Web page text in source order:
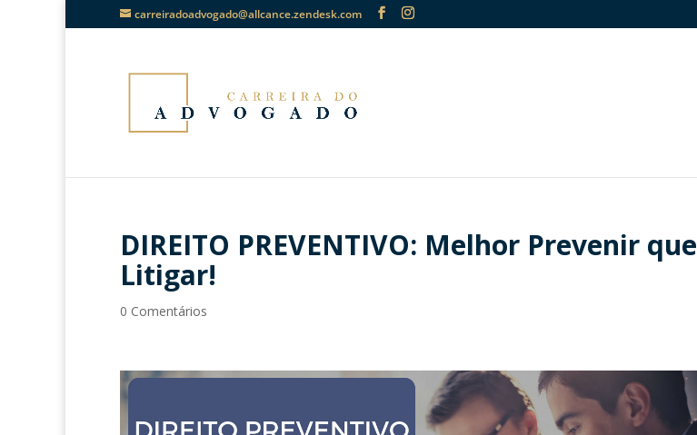
carreiradoadvogado@allcance.zendesk.com
DIREITO PREVENTIVO: Melhor Prevenir que
Litigar!
0 Comentários